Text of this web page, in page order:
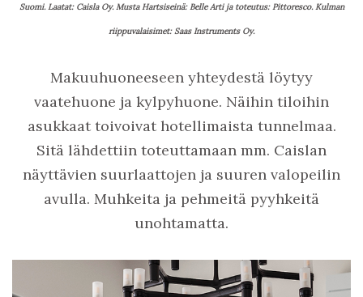
Suomi. Laatat: Caisla Oy. Musta Hartsiseinä: Belle Arti ja toteutus: Pittoresco. Kulman
riippuvalaisimet: Saas Instruments Oy.
Makuuhuoneeseen yhteydestä löytyy
vaatehuone ja kylpyhuone. Näihin tiloihin
asukkaat toivoivat hotellimaista tunnelmaa.
Sitä lähdettiin toteuttamaan mm. Caislan
näyttävien suurlaattojen ja suuren valopeilin
avulla. Muhkeita ja pehmeitä pyyhkeitä
unohtamatta.